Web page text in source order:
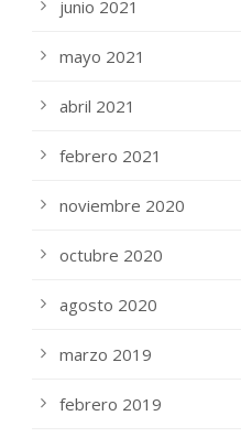
junio 2021
mayo 2021
abril 2021
febrero 2021
noviembre 2020
octubre 2020
agosto 2020
marzo 2019
febrero 2019